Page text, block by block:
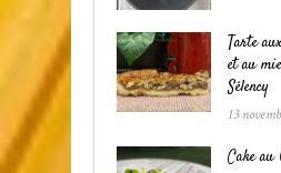
Tarte
et au
Sélency
13
Cake au